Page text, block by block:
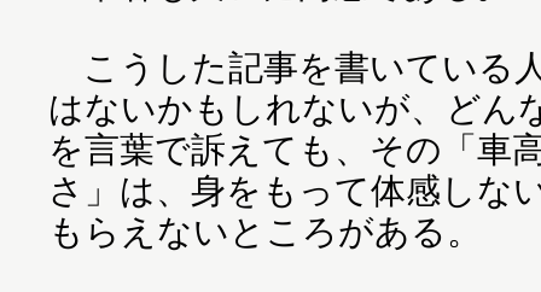
こうした記事を書いている
はないかもしれないが、どん
を言葉で訴えても、その「車
さ」は、身をもって体感しな
もらえないところがある。